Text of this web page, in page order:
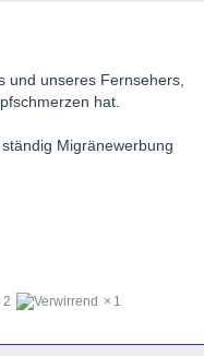
und unseres Fernsehers,
hat.
Migränewerbung
2 1